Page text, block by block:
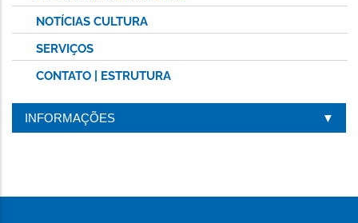
NOTÍCIAS CULTURA
SERVIÇOS
CONTATO | ESTRUTURA
INFORMAÇÕES